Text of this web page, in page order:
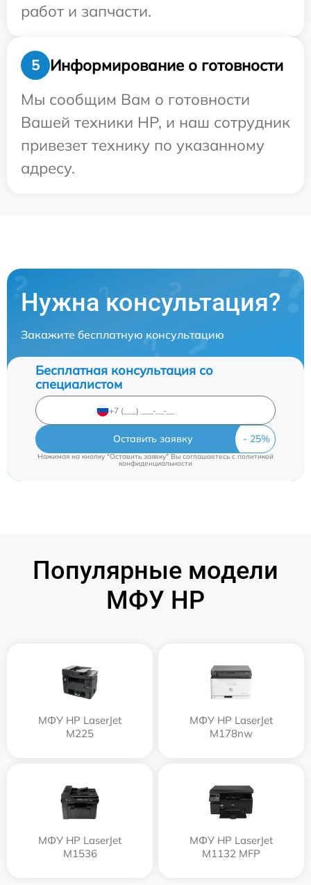
работ и запчасти.
5
Информирование о готовности
Мы сообщим Вам о готовности
Вашей техники HP, и наш сотрудник
привезет технику по указанному
адресу.
Нужна консультация?
Закажите бесплатную консультацию
Бесплатная консультация со
специалистом
Оставить заявку
Нажимая на кнопку "Оставить заявку" Вы соглашаетесь c политикой
конфиденциальности
Популярные модели
МФУ HP
МФУ HP LaserJet
M225
МФУ HP LaserJet
M178nw
МФУ HP LaserJet
M1536
МФУ HP LaserJet
M1132 MFP